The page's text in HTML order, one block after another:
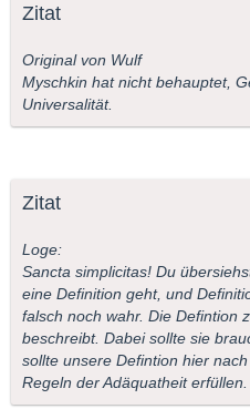
Zitat
Original von Wulf
Myschkin hat nicht behauptet,
Universalität.
Zitat
Loge:
Sancta simplicitas! Du
eine Definition geht, und
falsch noch wahr. Die Defintion
beschreibt. Dabei sollte sie
sollte unsere Defintion hier
Regeln der Adäquatheit erfüllen.